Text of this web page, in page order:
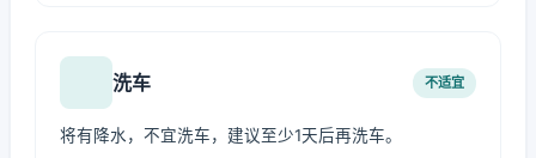
洗车 不适宜
将有降水，不宜洗车，建议至少1天后再洗车。